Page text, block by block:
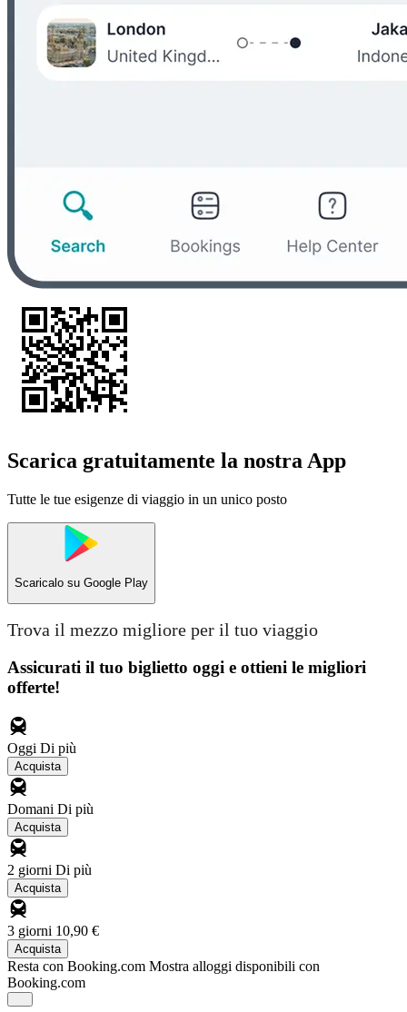
Scarica gratuitamente la nostra App
Tutte le tue esigenze di viaggio in un unico posto
Scaricalo su Google Play
Trova il mezzo migliore per il tuo viaggio
Assicurati il ​​tuo biglietto oggi e ottieni le migliori
offerte!
Oggi Di più
Acquista
Domani Di più
Acquista
2 giorni Di più
Acquista
3 giorni 10,90 €
Acquista
Resta con Booking.com Mostra alloggi disponibili con
Booking.com